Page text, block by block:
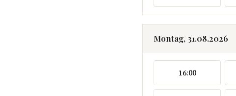
Montag, 31.08.2026
16:00